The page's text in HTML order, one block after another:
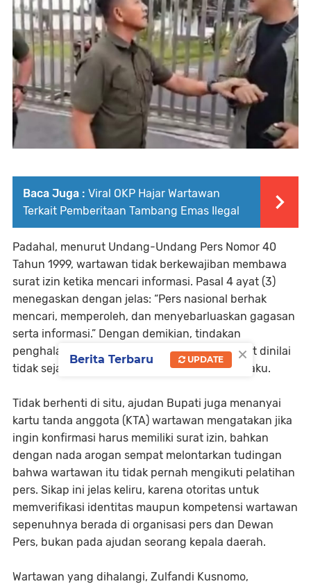
Baca Juga : Viral OKP Hajar Wartawan
Terkait Pemberitaan Tambang Emas Ilegal
Padahal, menurut Undang-Undang Pers Nomor 40
Tahun 1999, wartawan tidak berkewajiban membawa
surat izin ketika mencari informasi. Pasal 4 ayat (3)
menegaskan dengan jelas: “Pers nasional berhak
mencari, memperoleh, dan menyebarluaskan gagasan
serta informasi.” Dengan demikian, tindakan
penghalangan yang dilakukan ajudan tersebut dinilai
tidak sejalan dengan aturan hukum yang berlaku.
Tidak berhenti di situ, ajudan Bupati juga menanyai
kartu tanda anggota (KTA) wartawan mengatakan jika
ingin konfirmasi harus memiliki surat izin, bahkan
dengan nada arogan sempat melontarkan tudingan
bahwa wartawan itu tidak pernah mengikuti pelatihan
pers. Sikap ini jelas keliru, karena otoritas untuk
memverifikasi identitas maupun kompetensi wartawan
sepenuhnya berada di organisasi pers dan Dewan
Pers, bukan pada ajudan seorang kepala daerah.
Wartawan yang dihalangi, Zulfandi Kusnomo,
×
Berita Terbaru UPDATE